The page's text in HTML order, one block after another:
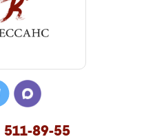
511-89-55